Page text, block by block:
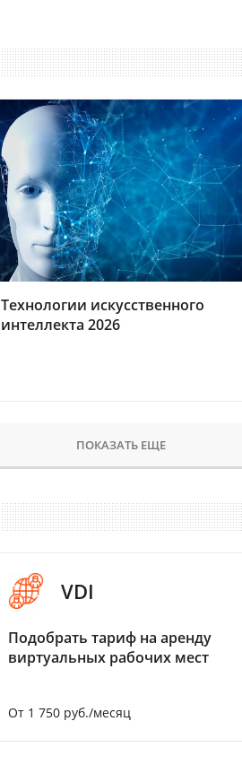
Технологии искусственного
интеллекта 2026
ПОКАЗАТЬ ЕЩЕ
VDI
Подобрать тариф на аренду
виртуальных рабочих мест
От 1 750 руб./месяц